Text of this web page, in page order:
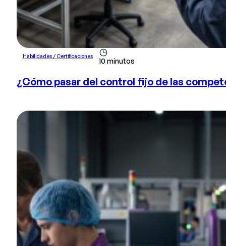
Habilidades / Certificaciones
10 minutos
¿Cómo pasar del control fijo de las